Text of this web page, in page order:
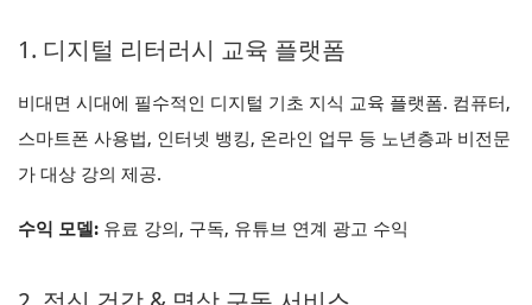
1. 디지털 리터러시 교육 플랫폼
비대면 시대에 필수적인 디지털 기초 지식 교육 플랫폼. 컴퓨터,
스마트폰 사용법, 인터넷 뱅킹, 온라인 업무 등 노년층과 비전문
가 대상 강의 제공.
수익 모델: 유료 강의, 구독, 유튜브 연계 광고 수익